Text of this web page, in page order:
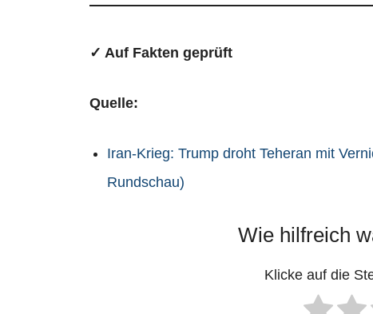
✓ Auf Fakten geprüft
Quelle:
Iran-Krieg: Trump droht Teheran mit
Rundschau)
Wie hilfreich
Klicke auf die